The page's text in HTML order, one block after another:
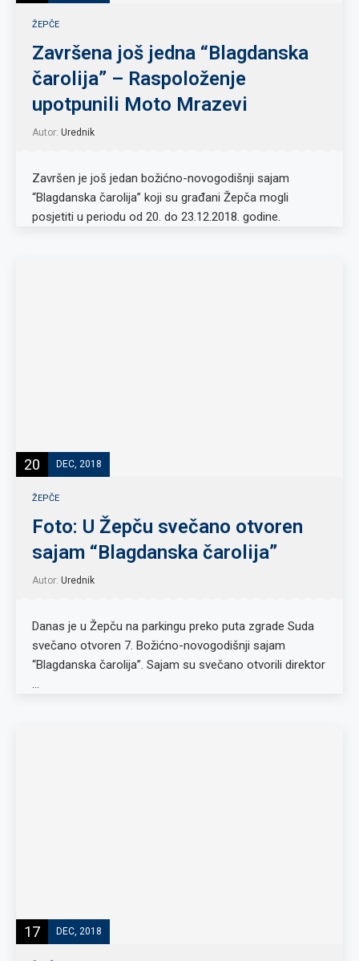
ŽEPČE
Završena još jedna “Blagdanska
čarolija” – Raspoloženje
upotpunili Moto Mrazevi
Autor: Urednik
Završen je još jedan božićno-novogodišnji sajam
“Blagdanska čarolija” koji su građani Žepča mogli
posjetiti u periodu od 20. do 23.12.2018. godine.
20 DEC, 2018
ŽEPČE
Foto: U Žepču svečano otvoren
sajam “Blagdanska čarolija”
Autor: Urednik
Danas je u Žepču na parkingu preko puta zgrade Suda
svečano otvoren 7. Božićno-novogodišnji sajam
“Blagdanska čarolija”. Sajam su svečano otvorili direktor
…
17 DEC, 2018